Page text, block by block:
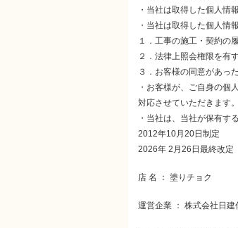
・当社は取得した個人情
・当社は取得した個人情
１．工事の施工・契約の
２．法律上照会権限を有
３．お客様の同意があっ
・お客様が、ご自身の個
対応させていただきます。
・当社は、当社が保有す
2012年10月20日制定
2026年 2月26日最終改定
店 名 ： 塗りチョク
運営企業 ： 株式会社日建